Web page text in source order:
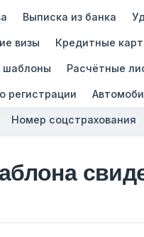
Выписка из банка
визы Кредитные
Расчётные
регистрации
Номер соцстрахования